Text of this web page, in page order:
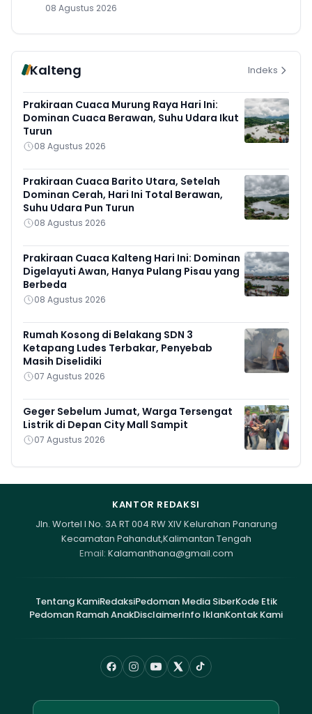
08 Agustus 2026
Kalteng Indeks
Prakiraan Cuaca Murung Raya Hari Ini:
Dominan Cuaca Berawan, Suhu Udara Ikut
Turun
08 Agustus 2026
Prakiraan Cuaca Barito Utara, Setelah
Dominan Cerah, Hari Ini Total Berawan,
Suhu Udara Pun Turun
08 Agustus 2026
Prakiraan Cuaca Kalteng Hari Ini: Dominan
Digelayuti Awan, Hanya Pulang Pisau yang
Berbeda
08 Agustus 2026
Rumah Kosong di Belakang SDN 3
Ketapang Ludes Terbakar, Penyebab
Masih Diselidiki
07 Agustus 2026
Geger Sebelum Jumat, Warga Tersengat
Listrik di Depan City Mall Sampit
07 Agustus 2026
KANTOR REDAKSI
Jln. Wortel I No. 3A RT 004 RW XIV Kelurahan Panarung
Kecamatan Pahandut,Kalimantan Tengah
Email: Kalamanthana@gmail.com
Tentang KamiRedaksiPedoman Media SiberKode Etik
Pedoman Ramah AnakDisclaimerInfo IklanKontak Kami